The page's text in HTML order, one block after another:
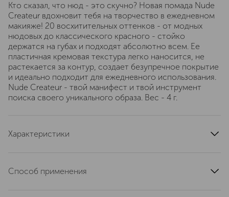
Кто сказал, что нюд - это скучно? Новая помада Nude
Createur вдохновит тебя на творчество в ежедневном
макияже! 20 восхитительных оттенков - от модных
нюдовых до классического красного - стойко
держатся на губах и подходят абсолютно всем. Ее
пластичная кремовая текстура легко наносится, не
растекается за контур, создает безупречное покрытие
и идеально подходит для ежедневного использования.
Nude Createur - твой манифест и твой инструмент
поиска своего уникального образа. Вес - 4 г.
Характеристики
Способ применения